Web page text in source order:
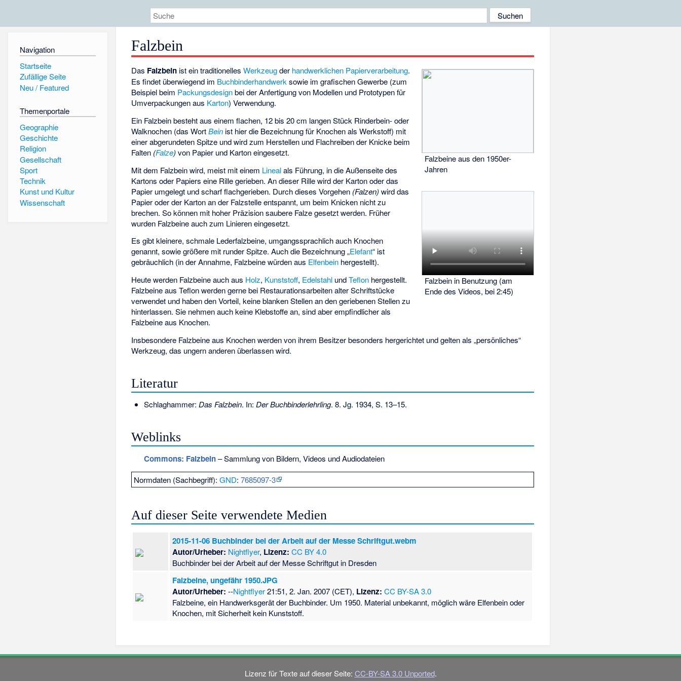
Navigation
Startseite
Zufällige Seite
Neu / Featured
Themenportale
Geographie
Geschichte
Religion
Gesellschaft
Sport
Technik
Kunst und Kultur
Wissenschaft
Falzbein
Falzbeine aus den 1950er-
Jahren
Falzbein in Benutzung (am
Ende des Videos, bei 2:45)
Das Falzbein ist ein traditionellesWerkzeugder handwerklichen Papierverarbeitung.
Es findet überwiegend im Buchbinderhandwerksowie im grafischen Gewerbe (zum
Beispiel beim Packungsdesignbei der Anfertigung von Modellen und Prototypen für
Umverpackungen aus Karton) Verwendung.
Ein Falzbein besteht aus einem flachen, 12 bis 20 cm langen Stück Rinderbein- oder
Walknochen (das WortBein ist hier die Bezeichnung für Knochen als Werkstoff) mit
einer abgerundeten Spitze und wird zum Herstellen und Flachreiben der Knicke beim
Falten (Falze)von Papier und Karton eingesetzt.
Mit dem Falzbein wird, meist mit einem Linealals Führung, in die Außenseite des
Kartons oder Papiers eine Rille gerieben. An dieser Rille wird der Karton oder das
Papier umgelegt und scharf flachgerieben. Durch dieses Vorgehen (Falzen)wird das
Papier oder der Karton an der Falzstelle entspannt, um beim Knicken nicht zu
brechen. So können mit hoher Präzision saubere Falze gesetzt werden. Früher
wurden Falzbeine auch zum Linieren eingesetzt.
Es gibt kleinere, schmale Lederfalzbeine, umgangssprachlich auch Knochen
genannt, sowie größere mit runder Spitze. Auch die Bezeichnung „Elefant“ ist
gebräuchlich (in der Annahme, Falzbeine würden aus Elfenbein hergestellt).
Heute werden Falzbeine auch aus Holz, Kunststoff, Edelstahl undTeflon hergestellt.
Falzbeine aus Teflon werden gerne bei Restaurationsarbeiten alter Schriftstücke
verwendet und haben den Vorteil, keine blanken Stellen an den geriebenen Stellen zu
hinterlassen. Sie nehmen auch keine Klebstoffe an, sind aber empfindlicher als
Falzbeine aus Knochen.
Insbesondere Falzbeine aus Knochen werden von ihrem Besitzer besonders hergerichtet und gelten als „persönliches“
Werkzeug, das ungern anderen überlassen wird.
Literatur
Schlaghammer: Das Falzbein. In: Der Buchbinderlehrling. 8. Jg. 1934, S. 13–15.
Weblinks
Commons: Falzbein– Sammlung von Bildern, Videos und Audiodateien
Normdaten (Sachbegriff):GND:7685097-3
Auf dieser Seite verwendete Medien
2015-11-06 Buchbinder bei der Arbeit auf der Messe Schriftgut.webm
Autor/Urheber: Nightflyer, Lizenz: CC BY 4.0
Buchbinder bei der Arbeit auf der Messe Schriftgut in Dresden
Falzbeine, ungefähr 1950.JPG
Autor/Urheber: --Nightflyer21:51, 2. Jan. 2007 (CET), Lizenz: CC BY-SA 3.0
Falzbeine, ein Handwerksgerät der Buchbinder. Um 1950. Material unbekannt, möglich wäre Elfenbein oder
Knochen, mit Sicherheit kein Kunststoff.
Lizenz für Texte auf dieser Seite: CC-BY-SA 3.0 Unported.